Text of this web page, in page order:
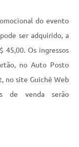
do evento
ser adquirido, a
45,00. Os ingressos
no Auto Posto
no site Guichê Web
de venda serão